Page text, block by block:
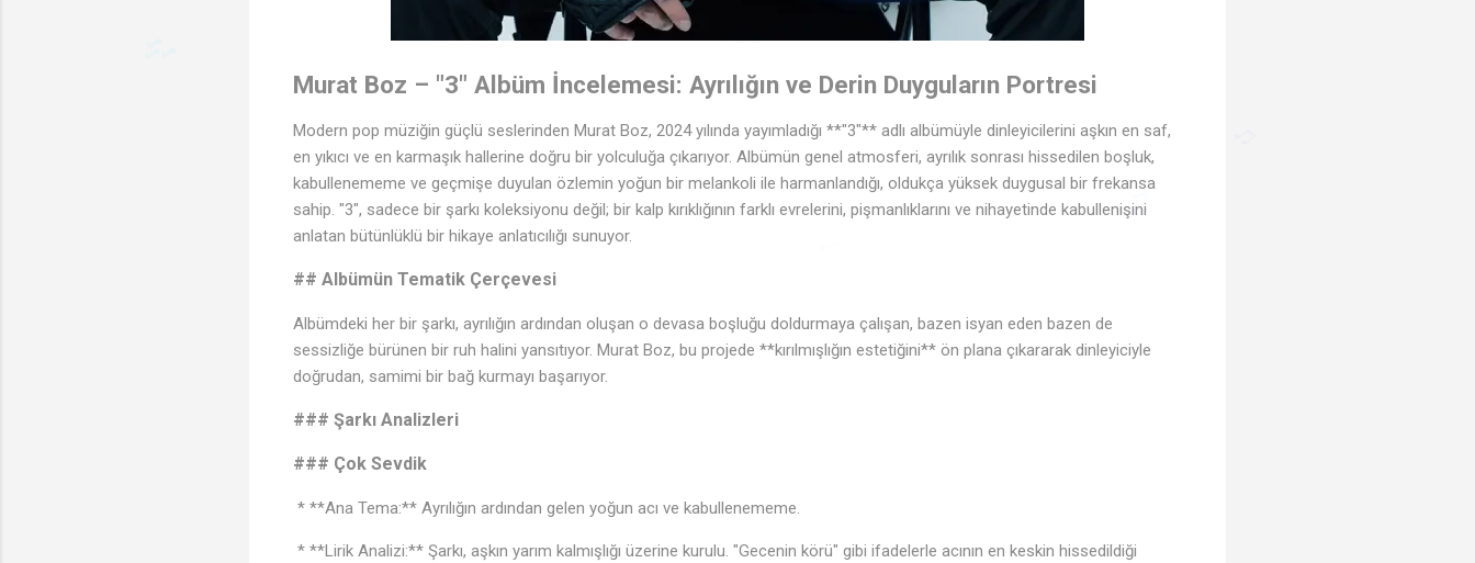
Murat Boz – "3" Albüm İncelemesi: Ayrılığın ve Derin Duyguların Portresi
Modern pop müziğin güçlü seslerinden Murat Boz, 2024 yılında yayımladığı **"3"** adlı albümüyle dinleyicilerini aşkın en saf,
en yıkıcı ve en karmaşık hallerine doğru bir yolculuğa çıkarıyor. Albümün genel atmosferi, ayrılık sonrası hissedilen boşluk,
kabullenememe ve geçmişe duyulan özlemin yoğun bir melankoli ile harmanlandığı, oldukça yüksek duygusal bir frekansa
sahip. "3", sadece bir şarkı koleksiyonu değil; bir kalp kırıklığının farklı evrelerini, pişmanlıklarını ve nihayetinde kabullenişini
anlatan bütünlüklü bir hikaye anlatıcılığı sunuyor.
## Albümün Tematik Çerçevesi
Albümdeki her bir şarkı, ayrılığın ardından oluşan o devasa boşluğu doldurmaya çalışan, bazen isyan eden bazen de
sessizliğe bürünen bir ruh halini yansıtıyor. Murat Boz, bu projede **kırılmışlığın estetiğini** ön plana çıkararak dinleyiciyle
doğrudan, samimi bir bağ kurmayı başarıyor.
### Şarkı Analizleri
### Çok Sevdik
* **Ana Tema:** Ayrılığın ardından gelen yoğun acı ve kabullenememe.
* **Lirik Analizi:** Şarkı, aşkın yarım kalmışlığı üzerine kurulu. "Gecenin körü" gibi ifadelerle acının en keskin hissedildiği
♩
♫